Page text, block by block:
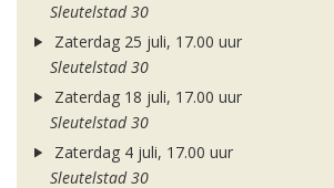
Sleutelstad 30
Zaterdag 25 juli, 17.00 uur
Sleutelstad 30
Zaterdag 18 juli, 17.00 uur
Sleutelstad 30
Zaterdag 4 juli, 17.00 uur
Sleutelstad 30